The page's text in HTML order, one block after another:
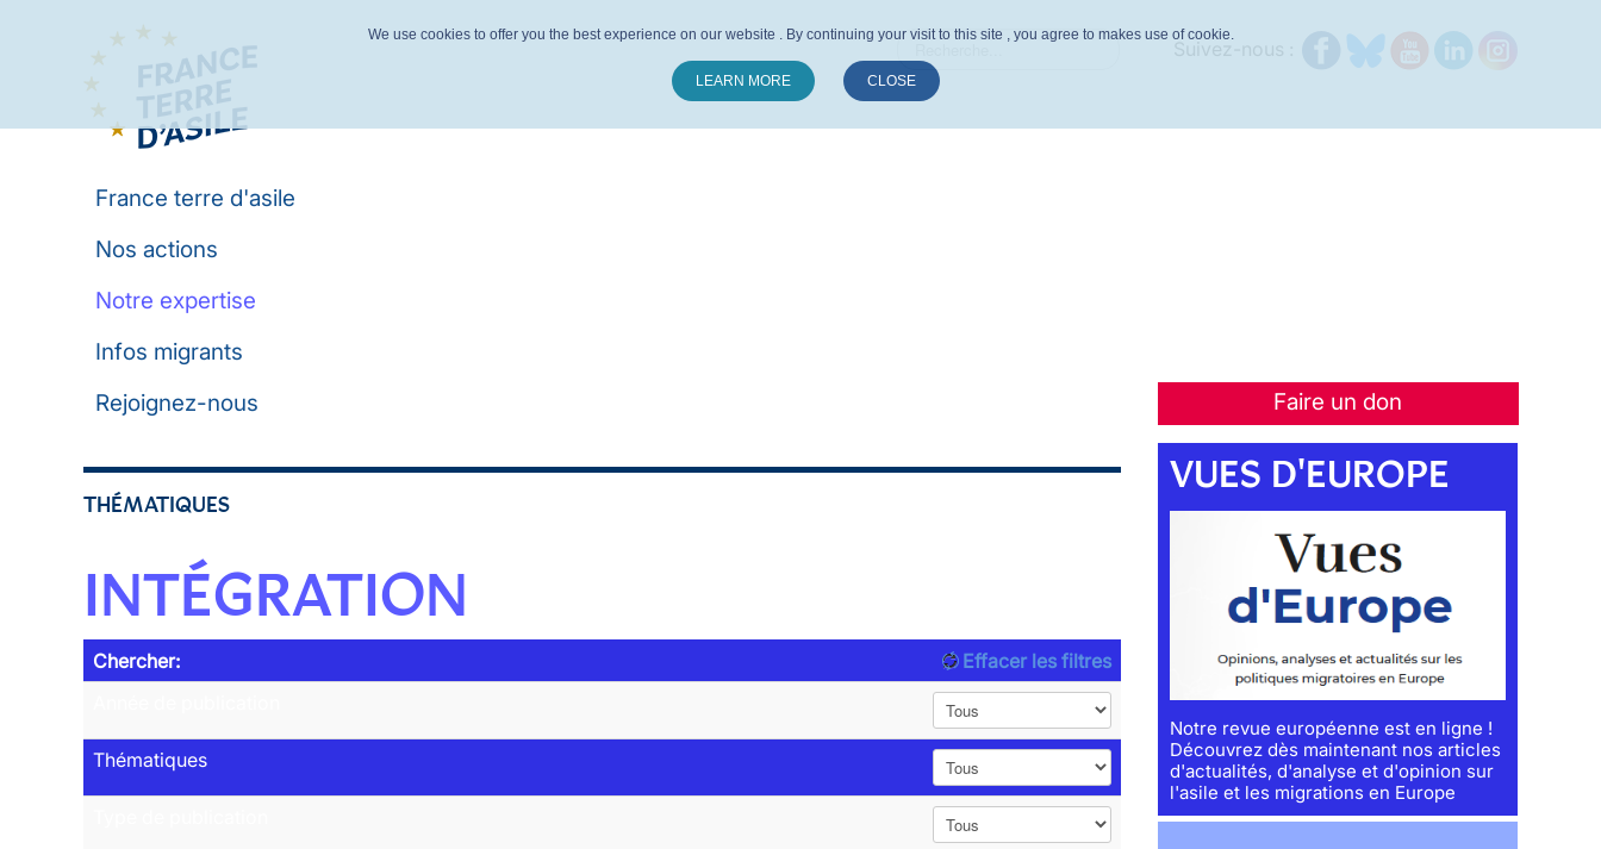
France terre d'asile
Nos actions
Notre expertise
Infos migrants
Faire un don
Rejoignez-nous
THÉMATIQUES
INTÉGRATION
Chercher:
Effacer les filtres
Thématiques
VUES D'EUROPE
Notre revue européenne est en ligne !
Découvrez dès maintenant nos articles
d'actualités, d'analyse et d'opinion sur
l'asile et les migrations en Europe
We use cookies to offer you the best experience on our website . By continuing your visit to this site , you agree to makes use of cookie.
LEARN MORE CLOSE